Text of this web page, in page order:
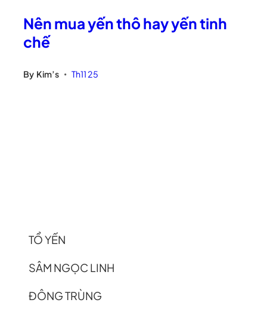
Nên mua yến thô hay yến tinh
chế
By Kim’s • Th11 25
TỔ YẾN
SÂM NGỌC LINH
ĐÔNG TRÙNG